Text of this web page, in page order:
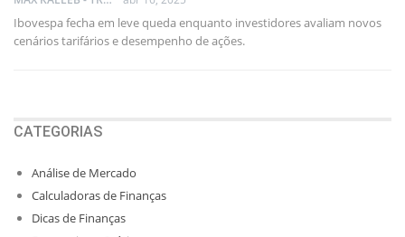
Ibovespa fecha em leve queda enquanto investidores avaliam novos
cenários tarifários e desempenho de ações.
CATEGORIAS
Análise de Mercado
Calculadoras de Finanças
Dicas de Finanças